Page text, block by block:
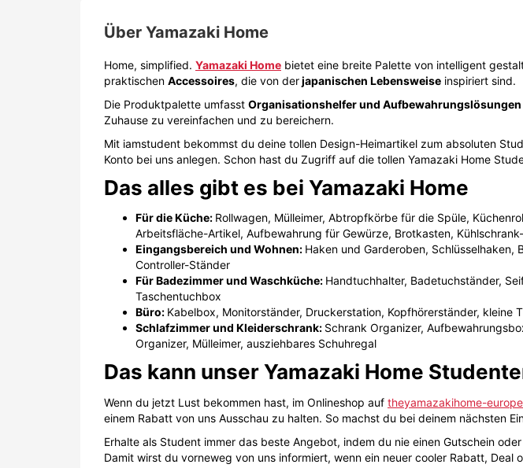
Über Yamazaki Home
Home, simplified. Yamazaki Home bietet eine breite Palette von intelligent
praktischen Accessoires, die von derjapanischen Lebensweise inspiriert sind.
Die Produktpalette umfasst Organisationshelfer und Aufbewahrungslösungen
Zuhause zu vereinfachen und zu bereichern.
Mit iamstudent bekommst du deine tollen Design-Heimartikel zum absoluten
Konto bei uns anlegen. Schon hast du Zugriff auf die tollen Yamazaki Home
Das alles gibt es bei Yamazaki Home
Für die Küche: Rollwagen, Mülleimer, Abtropfkörbe für die Spüle,
Arbeitsfläche-Artikel, Aufbewahrung für Gewürze, Brotkasten,
Eingangsbereich und Wohnen: Haken und Garderoben, Schlüsselhaken,
Controller-Ständer
Für Badezimmer und Waschküche: Handtuchhalter, Badetuchständer,
Taschentuchbox
Büro: Kabelbox, Monitorständer, Druckerstation, Kopfhörerständer, kleine
Schlafzimmer und Kleiderschrank: Schrank Organizer,
Organizer, Mülleimer, ausziehbares Schuhregal
Das kann unser Yamazaki Home
Wenn du jetzt Lust bekommen hast, im Onlineshop auf theyamazakihome-
einem Rabatt von uns Ausschau zu halten. So machst du bei deinem nächsten
Erhalte als Student immer das beste Angebot, indem du nie einen Gutschein
Damit wirst du vorneweg von uns informiert, wenn ein neuer cooler Rabatt, Deal